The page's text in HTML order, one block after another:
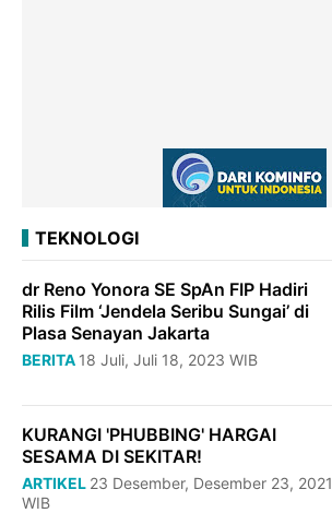
TEKNOLOGI
dr Reno Yonora SE SpAn FIP Hadiri
Rilis Film ‘Jendela Seribu Sungai’ di
Plasa Senayan Jakarta
BERITA 18 Juli, Juli 18, 2023 WIB
KURANGI 'PHUBBING' HARGAI
SESAMA DI SEKITAR!
ARTIKEL 23 Desember, Desember 23, 2021
WIB